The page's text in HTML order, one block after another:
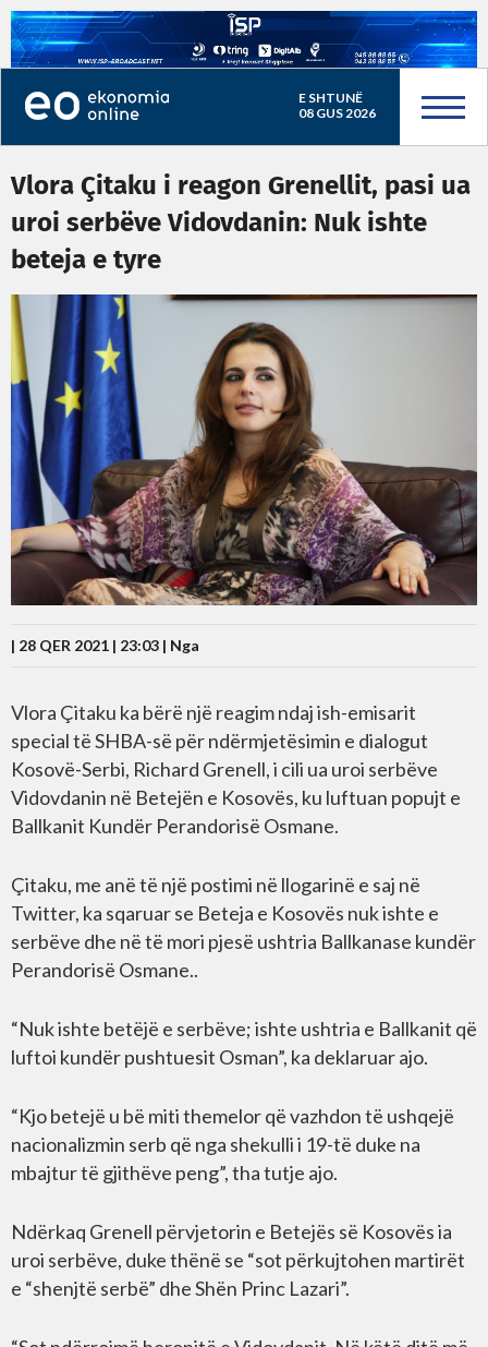
E SHTUNË
08 GUS 2026
Vlora Çitaku i reagon Grenellit, pasi ua
uroi serbëve Vidovdanin: Nuk ishte
beteja e tyre
| 28 QER 2021 | 23:03 | Nga
Vlora Çitaku ka bërë një reagim ndaj ish-emisarit
special të SHBA-së për ndërmjetësimin e dialogut
Kosovë-Serbi, Richard Grenell, i cili ua uroi serbëve
Vidovdanin në Betejën e Kosovës, ku luftuan popujt e
Ballkanit Kundër Perandorisë Osmane.
Çitaku, me anë të një postimi në llogarinë e saj në
Twitter, ka sqaruar se Beteja e Kosovës nuk ishte e
serbëve dhe në të mori pjesë ushtria Ballkanase kundër
Perandorisë Osmane..
“Nuk ishte betëjë e serbëve; ishte ushtria e Ballkanit që
luftoi kundër pushtuesit Osman”, ka deklaruar ajo.
“Kjo betejë u bë miti themelor që vazhdon të ushqejë
nacionalizmin serb që nga shekulli i 19-të duke na
mbajtur të gjithëve peng”, tha tutje ajo.
Ndërkaq Grenell përvjetorin e Betejës së Kosovës ia
uroi serbëve, duke thënë se “sot përkujtohen martirët
e “shenjtë serbë” dhe Shën Princ Lazari”.